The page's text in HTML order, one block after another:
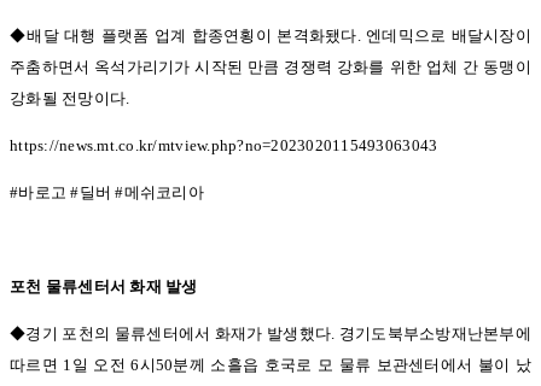
◆배달 대행 플랫폼 업계 합종연횡이 본격화됐다. 엔데믹으로 배달시장이
주춤하면서 옥석가리기가 시작된 만큼 경쟁력 강화를 위한 업체 간 동맹이
강화될 전망이다.
https://news.mt.co.kr/mtview.php?no=2023020115493063043
#바로고#딜버#메쉬코리아
포천 물류센터서 화재 발생
◆경기 포천의 물류센터에서 화재가 발생했다. 경기도북부소방재난본부에
따르면 1 일 오전6시50분께 소흘읍 호국로 모 물류 보관센터에서 불이 났